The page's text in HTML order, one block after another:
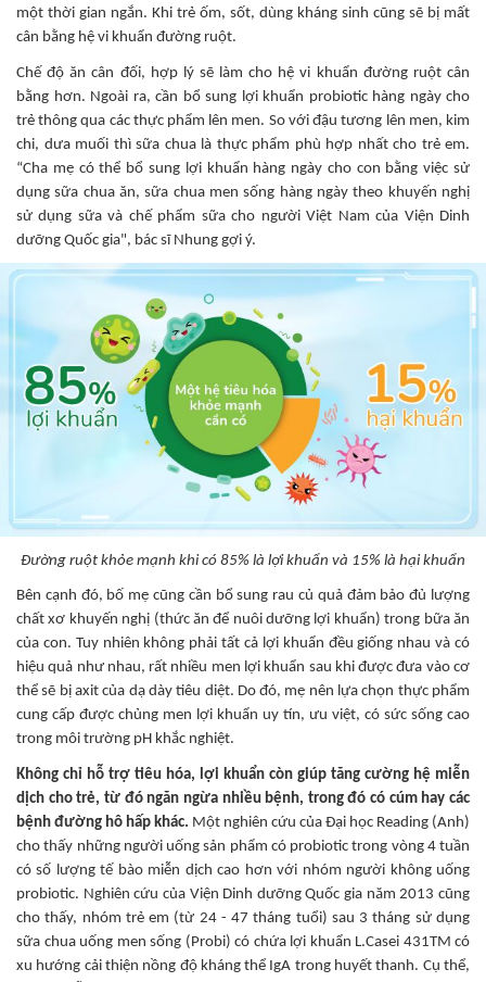
một thời gian ngắn. Khi trẻ ốm, sốt, dùng kháng sinh cũng sẽ bị mất
cân bằng hệ vi khuẩn đường ruột.
Chế độ ăn cân đối, hợp lý sẽ làm cho hệ vi khuẩn đường ruột cân
bằng hơn. Ngoài ra, cần bổ sung lợi khuẩn probiotic hàng ngày cho
trẻ thông qua các thực phẩm lên men. So với đậu tương lên men, kim
chi, dưa muối thì sữa chua là thực phẩm phù hợp nhất cho trẻ em.
“Cha mẹ có thể bổ sung lợi khuẩn hàng ngày cho con bằng việc sử
dụng sữa chua ăn, sữa chua men sống hàng ngày theo khuyến nghị
sử dụng sữa và chế phẩm sữa cho người Việt Nam của Viện Dinh
dưỡng Quốc gia", bác sĩ Nhung gợi ý.
Đường ruột khỏe mạnh khi có 85% là lợi khuẩn và 15% là hại khuẩn
Bên cạnh đó, bố mẹ cũng cần bổ sung rau củ quả đảm bảo đủ lượng
chất xơ khuyến nghị (thức ăn để nuôi dưỡng lợi khuẩn) trong bữa ăn
của con. Tuy nhiên không phải tất cả lợi khuẩn đều giống nhau và có
hiệu quả như nhau, rất nhiều men lợi khuẩn sau khi được đưa vào cơ
thể sẽ bị axit của dạ dày tiêu diệt. Do đó, mẹ nên lựa chọn thực phẩm
cung cấp được chủng men lợi khuẩn uy tín, ưu việt, có sức sống cao
trong môi trường pH khắc nghiệt.
Không chỉ hỗ trợ tiêu hóa, lợi khuẩn còn giúp tăng cường hệ miễn
dịch cho trẻ, từ đó ngăn ngừa nhiều bệnh, trong đó có cúm hay các
bệnh đường hô hấp khác. Một nghiên cứu của Đại học Reading (Anh)
cho thấy những người uống sản phẩm có probiotic trong vòng 4 tuần
có số lượng tế bào miễn dịch cao hơn với nhóm người không uống
probiotic. Nghiên cứu của Viện Dinh dưỡng Quốc gia năm 2013 cũng
cho thấy, nhóm trẻ em (từ 24 - 47 tháng tuổi) sau 3 tháng sử dụng
sữa chua uống men sống (Probi) có chứa lợi khuẩn L.Casei 431TM có
xu hướng cải thiện nồng độ kháng thể IgA trong huyết thanh. Cụ thể,